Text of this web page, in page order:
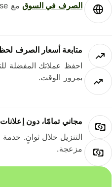
الصرف في السوقمع Wise.
متابعة أسعار الصرف لحظة
احفظ عملاتك المفضلة
بمرور الوقت.
مجاني تمامًا، دون إعلانات
التنزيل خلال ثوانٍ. خدمة
مزعجة.